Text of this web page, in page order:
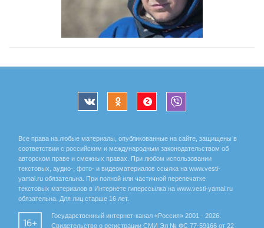
Все права на любые материалы, опубликованные на сайте, защищены в
соответствии с российским и международным законодательством об
авторском праве и смежных правах. При любом использовании
текстовых, аудио-, фото- и видеоматериалов ссылка на www.vesti-
yamal.ru обязательна. При полной или частичной перепечатке
текстовых материалов в Интернете гиперссылка на www.vesti-yamal.ru
обязательна. Для лиц старше 16 лет.
16+
Государственный интернет-канал «Россия» 2001 - 2026.
Свидетельство о регистрации СМИ Эл № ФС 77-59166 от 22